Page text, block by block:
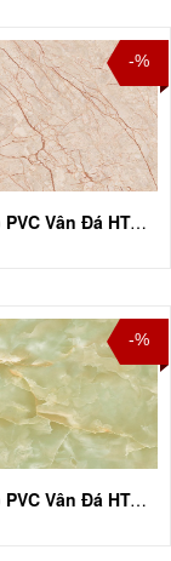
-%
Tấm Ốp PVC Vân Đá HT-A011
-%
Tấm Ốp PVC Vân Đá HT-A016